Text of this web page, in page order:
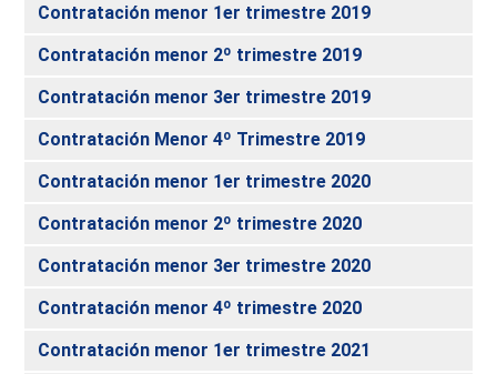
Contratación menor 1er trimestre 2019
Contratación menor 2º trimestre 2019
Contratación menor 3er trimestre 2019
Contratación Menor 4º Trimestre 2019
Contratación menor 1er trimestre 2020
Contratación menor 2º trimestre 2020
Contratación menor 3er trimestre 2020
Contratación menor 4º trimestre 2020
Contratación menor 1er trimestre 2021